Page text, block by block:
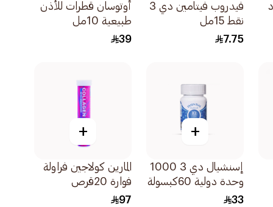
فيدروب فيتامين دي 3
نقط 15مل
7.75
أوتوسان قطرات للأذن
طبيعية 10مل
39
+
إسنشيال دي 3 1000
وحدة دولية 60كبسولة
33
+
المارين كولاجين فراولة
فوارة 20قرص
97